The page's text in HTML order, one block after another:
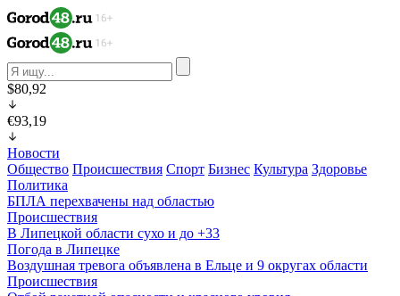
$80,92
€93,19
Новости
Общество Происшествия Спорт Бизнес Культура Здоровье
Политика
БПЛА перехвачены над областью
Происшествия
В Липецкой области сухо и до +33
Погода в Липецке
Воздушная тревога объявлена в Ельце и 9 округах области
Происшествия